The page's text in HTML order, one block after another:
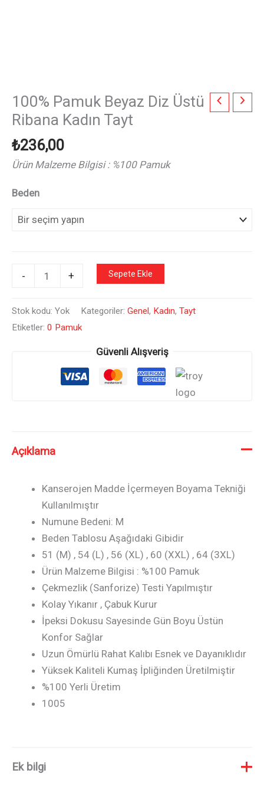
100% Pamuk Beyaz Diz Üstü
Ribana Kadın Tayt
₺236,00
Ürün Malzeme Bilgisi : %100 Pamuk
Beden
-
Beyaz
Diz
+ Sepete Ekle
Stok kodu: Yok Kategoriler: Genel , Kadın, Tayt
Etiketler: 0 Pamuk
Güvenli Alışveriş
Açıklama
Kanserojen Madde İçermeyen Boyama Tekniği
Kullanılmıştır
Numune Bedeni: M
Beden Tablosu Aşağıdaki Gibidir
51 (M) , 54 (L) , 56 (XL) , 60 (XXL) , 64 (3XL)
Ürün Malzeme Bilgisi : %100 Pamuk
Çekmezlik (Sanforize) Testi Yapılmıştır
Kolay Yıkanır , Çabuk Kurur
İpeksi Dokusu Sayesinde Gün Boyu Üstün
Konfor Sağlar
Uzun Ömürlü Rahat Kalıbı Esnek ve Dayanıklıdır
Yüksek Kaliteli Kumaş İpliğinden Üretilmiştir
%100 Yerli Üretim
1005
Ek bilgi